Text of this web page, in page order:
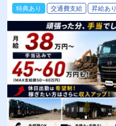
特典あり 交通費支給 昇給あり